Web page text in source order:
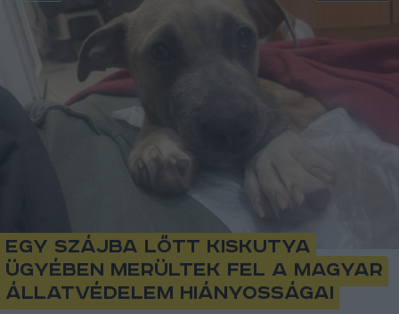
Egy szájba lőtt kiskutya
ügyében merültek fel a magyar
állatvédelem hiányosságai